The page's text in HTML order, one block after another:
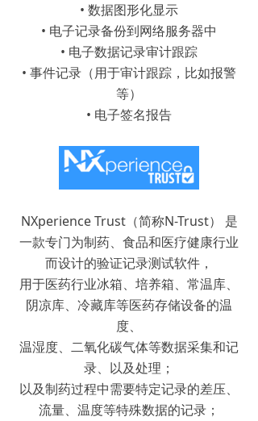
• 数据图形化显示
• 电子记录备份到网络服务器中
• 电子数据记录审计跟踪
• 事件记录（用于审计跟踪，比如报警
等）
• 电子签名报告
NXperience Trust（简称N-Trust） 是
一款专门为制药、食品和医疗健康行业
而设计的验证记录测试软件，
用于医药行业冰箱、培养箱、常温库、
阴凉库、冷藏库等医药存储设备的温
度、
温湿度、二氧化碳气体等数据采集和记
录、以及处理；
以及制药过程中需要特定记录的差压、
流量、温度等特殊数据的记录；